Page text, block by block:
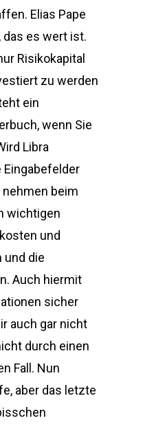
Elias Pape
das es wert ist.
Risikokapital
zu werden
ein
wenn Sie
Libra
nehmen beim
wichtigen
und
und die
Auch hiermit
sicher
auch gar nicht
durch einen
Fall. Nun
aber das letzte